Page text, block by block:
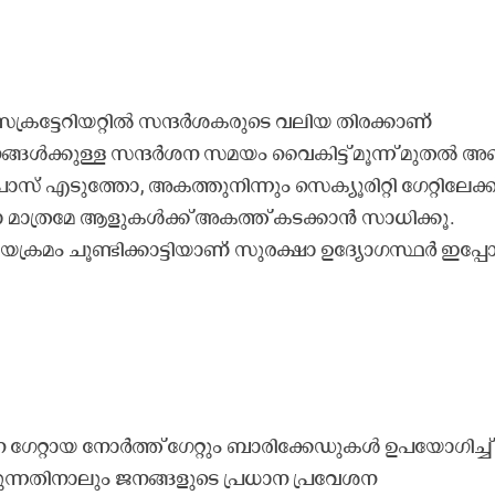
ൽ സന്ദർശകരുടെ വലിയ തിരക്കാണ്
സന്ദർശന സമയം വൈകിട്ട് മൂന്ന് മുതൽ
എടുത്തോ, അകത്തുനിന്നും സെക്യൂരിറ്റി
ആളുകൾക്ക് അകത്ത് കടക്കാൻ സാധിക്കൂ.
ചൂണ്ടിക്കാട്ടിയാണ് സുരക്ഷാ ഉദ്യോഗസ്ഥർ
ഗേറ്റായ നോർത്ത് ഗേറ്റും ബാരിക്കേഡുകൾ ഉപയോഗിച്ച്
ജനങ്ങളുടെ പ്രധാന പ്രവേശന